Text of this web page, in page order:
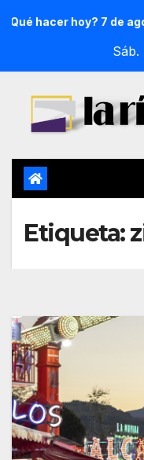
hacer hoy? 7 de
Sáb.
Etiqueta: